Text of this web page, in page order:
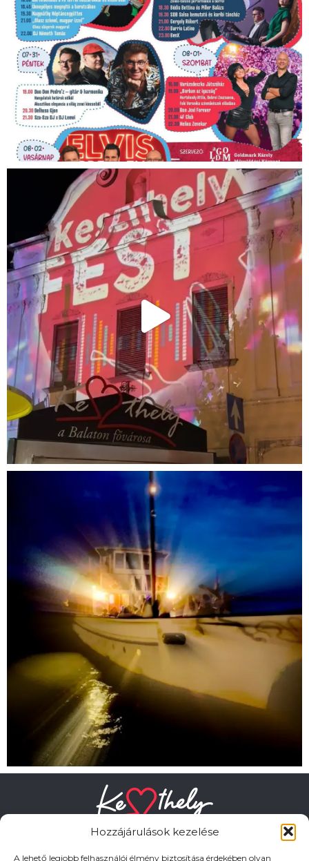
Hozzájárulások kezelése
A lehető legjobb felhasználói élmény biztosítása érdekében olyan